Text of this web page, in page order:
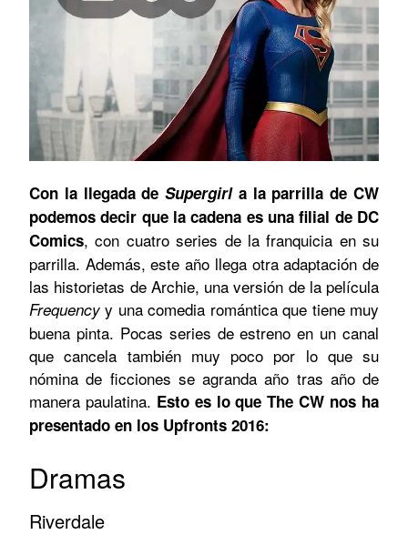
Con la llegada deSupergirla la parrilla de CW
podemos decir que la cadena es una filial de DC
Comics, con cuatro series de la franquicia en su
parrilla. Además, este año llega otra adaptación de
las historietas de Archie, una versión de la película
Frequency y una comedia romántica que tiene muy
buena pinta. Pocas series de estreno en un canal
que cancela también muy poco por lo que su
nómina de ficciones se agranda año tras año de
manera paulatina. Esto es lo que The CW nos ha
presentado en los Upfronts 2016:
Dramas
Riverdale